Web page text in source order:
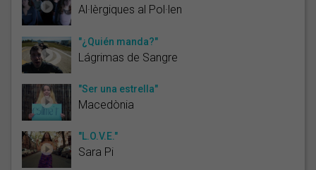
Al·lèrgiques al Pol·len
"¿Quién manda?"
Lágrimas de Sangre
"Ser una estrella"
Macedònia
"L.O.V.E."
Sara Pi